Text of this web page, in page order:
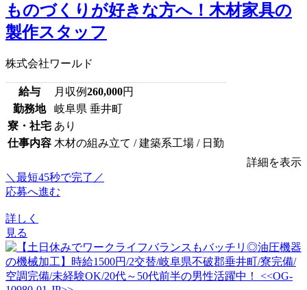
ものづくりが好きな方へ！木材家具の
製作スタッフ
株式会社ワールド
給与 月収例260,000円
勤務地
岐阜県 垂井町
寮・社宅 あり
仕事内容 木材の組み立て / 建築系工場 / 日勤
詳細を表示
＼最短45秒で完了／
応募へ進む
詳しく
見る